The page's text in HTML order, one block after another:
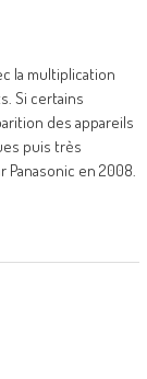
la multiplication
Si certains
des appareils
puis très
en 2008.